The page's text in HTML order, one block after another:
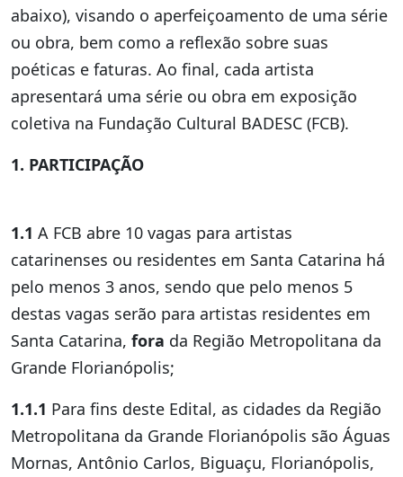
abaixo), visando o aperfeiçoamento de uma série
ou obra, bem como a reflexão sobre suas
poéticas e faturas. Ao final, cada artista
apresentará uma série ou obra em exposição
coletiva na Fundação Cultural BADESC (FCB).
1. PARTICIPAÇÃO
1.1 A FCB abre 10 vagas para artistas
catarinenses ou residentes em Santa Catarina há
pelo menos 3 anos, sendo que pelo menos 5
destas vagas serão para artistas residentes em
Santa Catarina, fora da Região Metropolitana da
Grande Florianópolis;
1.1.1 Para fins deste Edital, as cidades da Região
Metropolitana da Grande Florianópolis são Águas
Mornas, Antônio Carlos, Biguaçu, Florianópolis,